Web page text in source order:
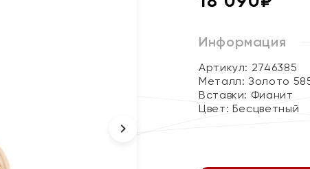
Информация
Артикул: 2746385
Металл:Золото
Вставки: Фианит
Цвет: Бесцветный